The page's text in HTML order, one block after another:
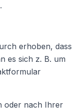
erhoben, dass
es sich z. B. um
oder nach Ihrer